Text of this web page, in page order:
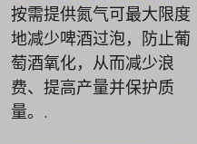
按需提供氮气可最大限度
地减少啤酒过泡，防止葡
萄酒氧化，从而减少浪
费、提高产量并保护质
量。.